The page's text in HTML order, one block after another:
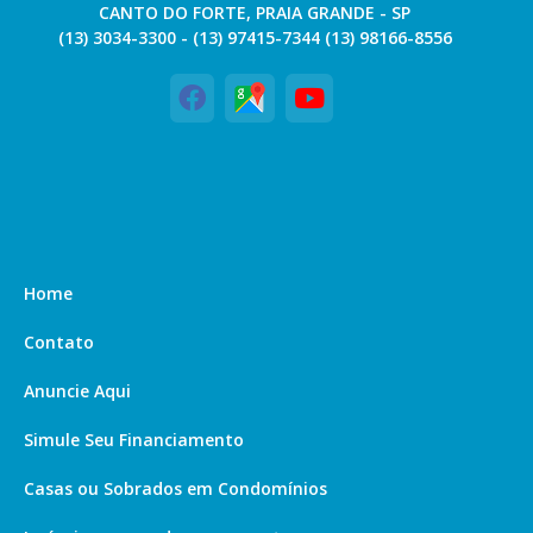
CANTO DO FORTE, PRAIA GRANDE - SP
(13) 3034-3300 - (13) 97415-7344 (13) 98166-8556
Home
Contato
Anuncie Aqui
Simule Seu Financiamento
Casas ou Sobrados em Condomínios